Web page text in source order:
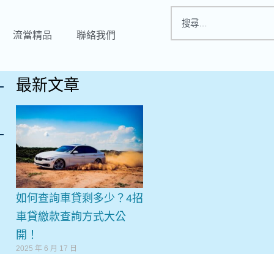
流當精品 聯絡我們
最新文章
如何查詢車貸剩多少？4招
車貸繳款查詢方式大公
開！
2025 年 6 月 17 日